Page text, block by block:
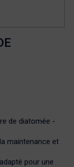
de diatomée -
maintenance et
pour une